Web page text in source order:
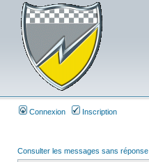
Connexion Inscription
Consulter les messages sans réponse